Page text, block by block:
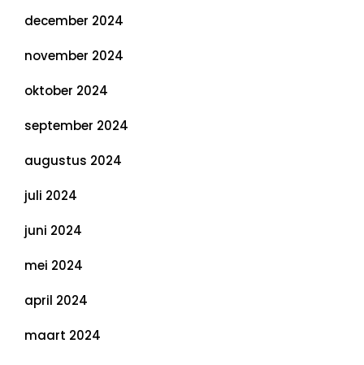
december 2024
november 2024
oktober 2024
september 2024
augustus 2024
juli 2024
juni 2024
mei 2024
april 2024
maart 2024